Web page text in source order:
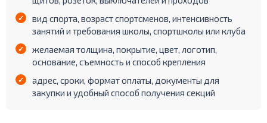
вид спорта, возраст спортсменов, интенсивность
занятий и требования школы, спортшколы или клуба
желаемая толщина, покрытие, цвет, логотип,
основание, съемность и способ крепления
адрес, сроки, формат оплаты, документы для
закупки и удобный способ получения секций